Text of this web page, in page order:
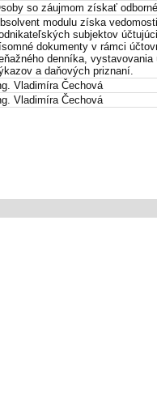
so záujmom získať
modulu získa
subjektov
dokumenty v rámci
denníka,
a daňových priznaní.
Vladimíra Čechová
Vladimíra Čechová